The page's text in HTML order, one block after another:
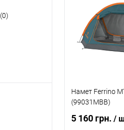
(0)
Купити в 1 клік
В обране
Намет Ferrino
(99031MBB)
5 160 грн. /